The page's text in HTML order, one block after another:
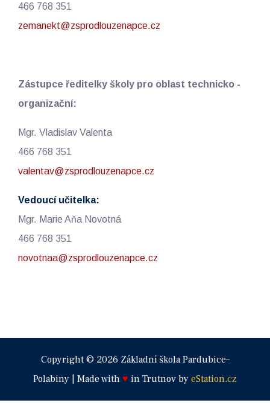
466 768 351
zemanekt@zsprodlouzenapce.cz
Zástupce ředitelky školy pro oblast technicko -
organizační:
Mgr. Vladislav Valenta
466 768 351
valentav@zsprodlouzenapce.cz
Vedoucí učitelka:
Mgr. Marie Aňa Novotná
466 768 351
novotnaa@zsprodlouzenapce.cz
Copyright © 2026 Základní škola Pardubice–
Polabiny | Made with ♥ in Trutnov by eStation.cz